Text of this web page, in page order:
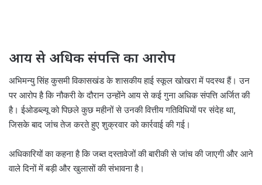
आय से अधिक संपत्ति का आरोप
अभिमन्यु सिंह कुसमी विकासखंड के शासकीय हाई स्कूल खोखरा में पदस्थ हैं। उन
पर आरोप है कि नौकरी के दौरान उन्होंने आय से कई गुना अधिक संपत्ति अर्जित की
है। ईओडब्ल्यू को पिछले कुछ महीनों से उनकी वित्तीय गतिविधियों पर संदेह था,
जिसके बाद जांच तेज करते हुए शुक्रवार को कार्रवाई की गई।
अधिकारियों का कहना है कि जब्त दस्तावेजों की बारीकी से जांच की जाएगी और आने
वाले दिनों में बड़ी और खुलासों की संभावना है।